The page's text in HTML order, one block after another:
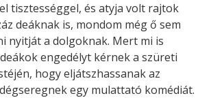
tisztességgel, és atyja volt rajtok
deáknak is, mondom még ő sem
nyitját a dolgoknak. Mert mi is
engedélyt kérnek a szüreti
hogy eljátszhassanak az
egy mulattató komédiát.